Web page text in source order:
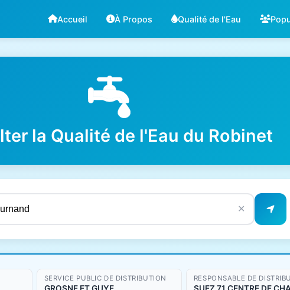
Accueil À Propos Qualité de l'Eau
la Qualité de l'Eau du Robinet
✕
SERVICE PUBLIC DE DISTRIBUTION
GROSNE ET GUYE
RESPONSABLE DE
SUEZ 71 CENTRE DE